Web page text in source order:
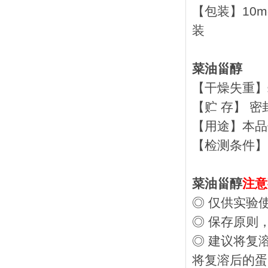
【包装】
装
菜油甾醇
【干燥失重
【贮 存】
【用途】本
【检测条件
菜油甾醇注
◎ 仅供实验
◎ 保存原则
◎ 建议将复
将复溶后的